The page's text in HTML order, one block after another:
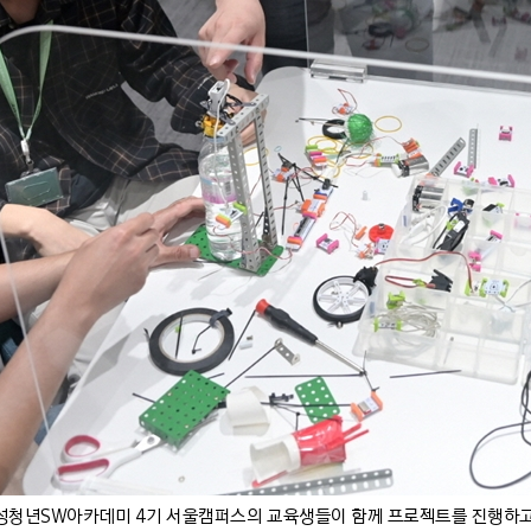
년SW아카데미 4기 서울캠퍼스의 교육생들이 함께 프로젝트를 진행하